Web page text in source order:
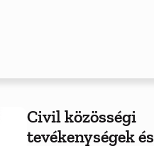
Civil közösségi
tevékenységek és